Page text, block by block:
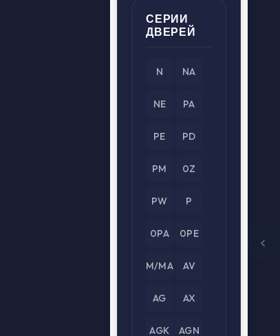
СЕРИИ
ДВЕРЕЙ
N NA
NE PA
PE PD
PM 0Z
PW P
0PA 0PE
M/MA AV
AG AX
AGK AGN